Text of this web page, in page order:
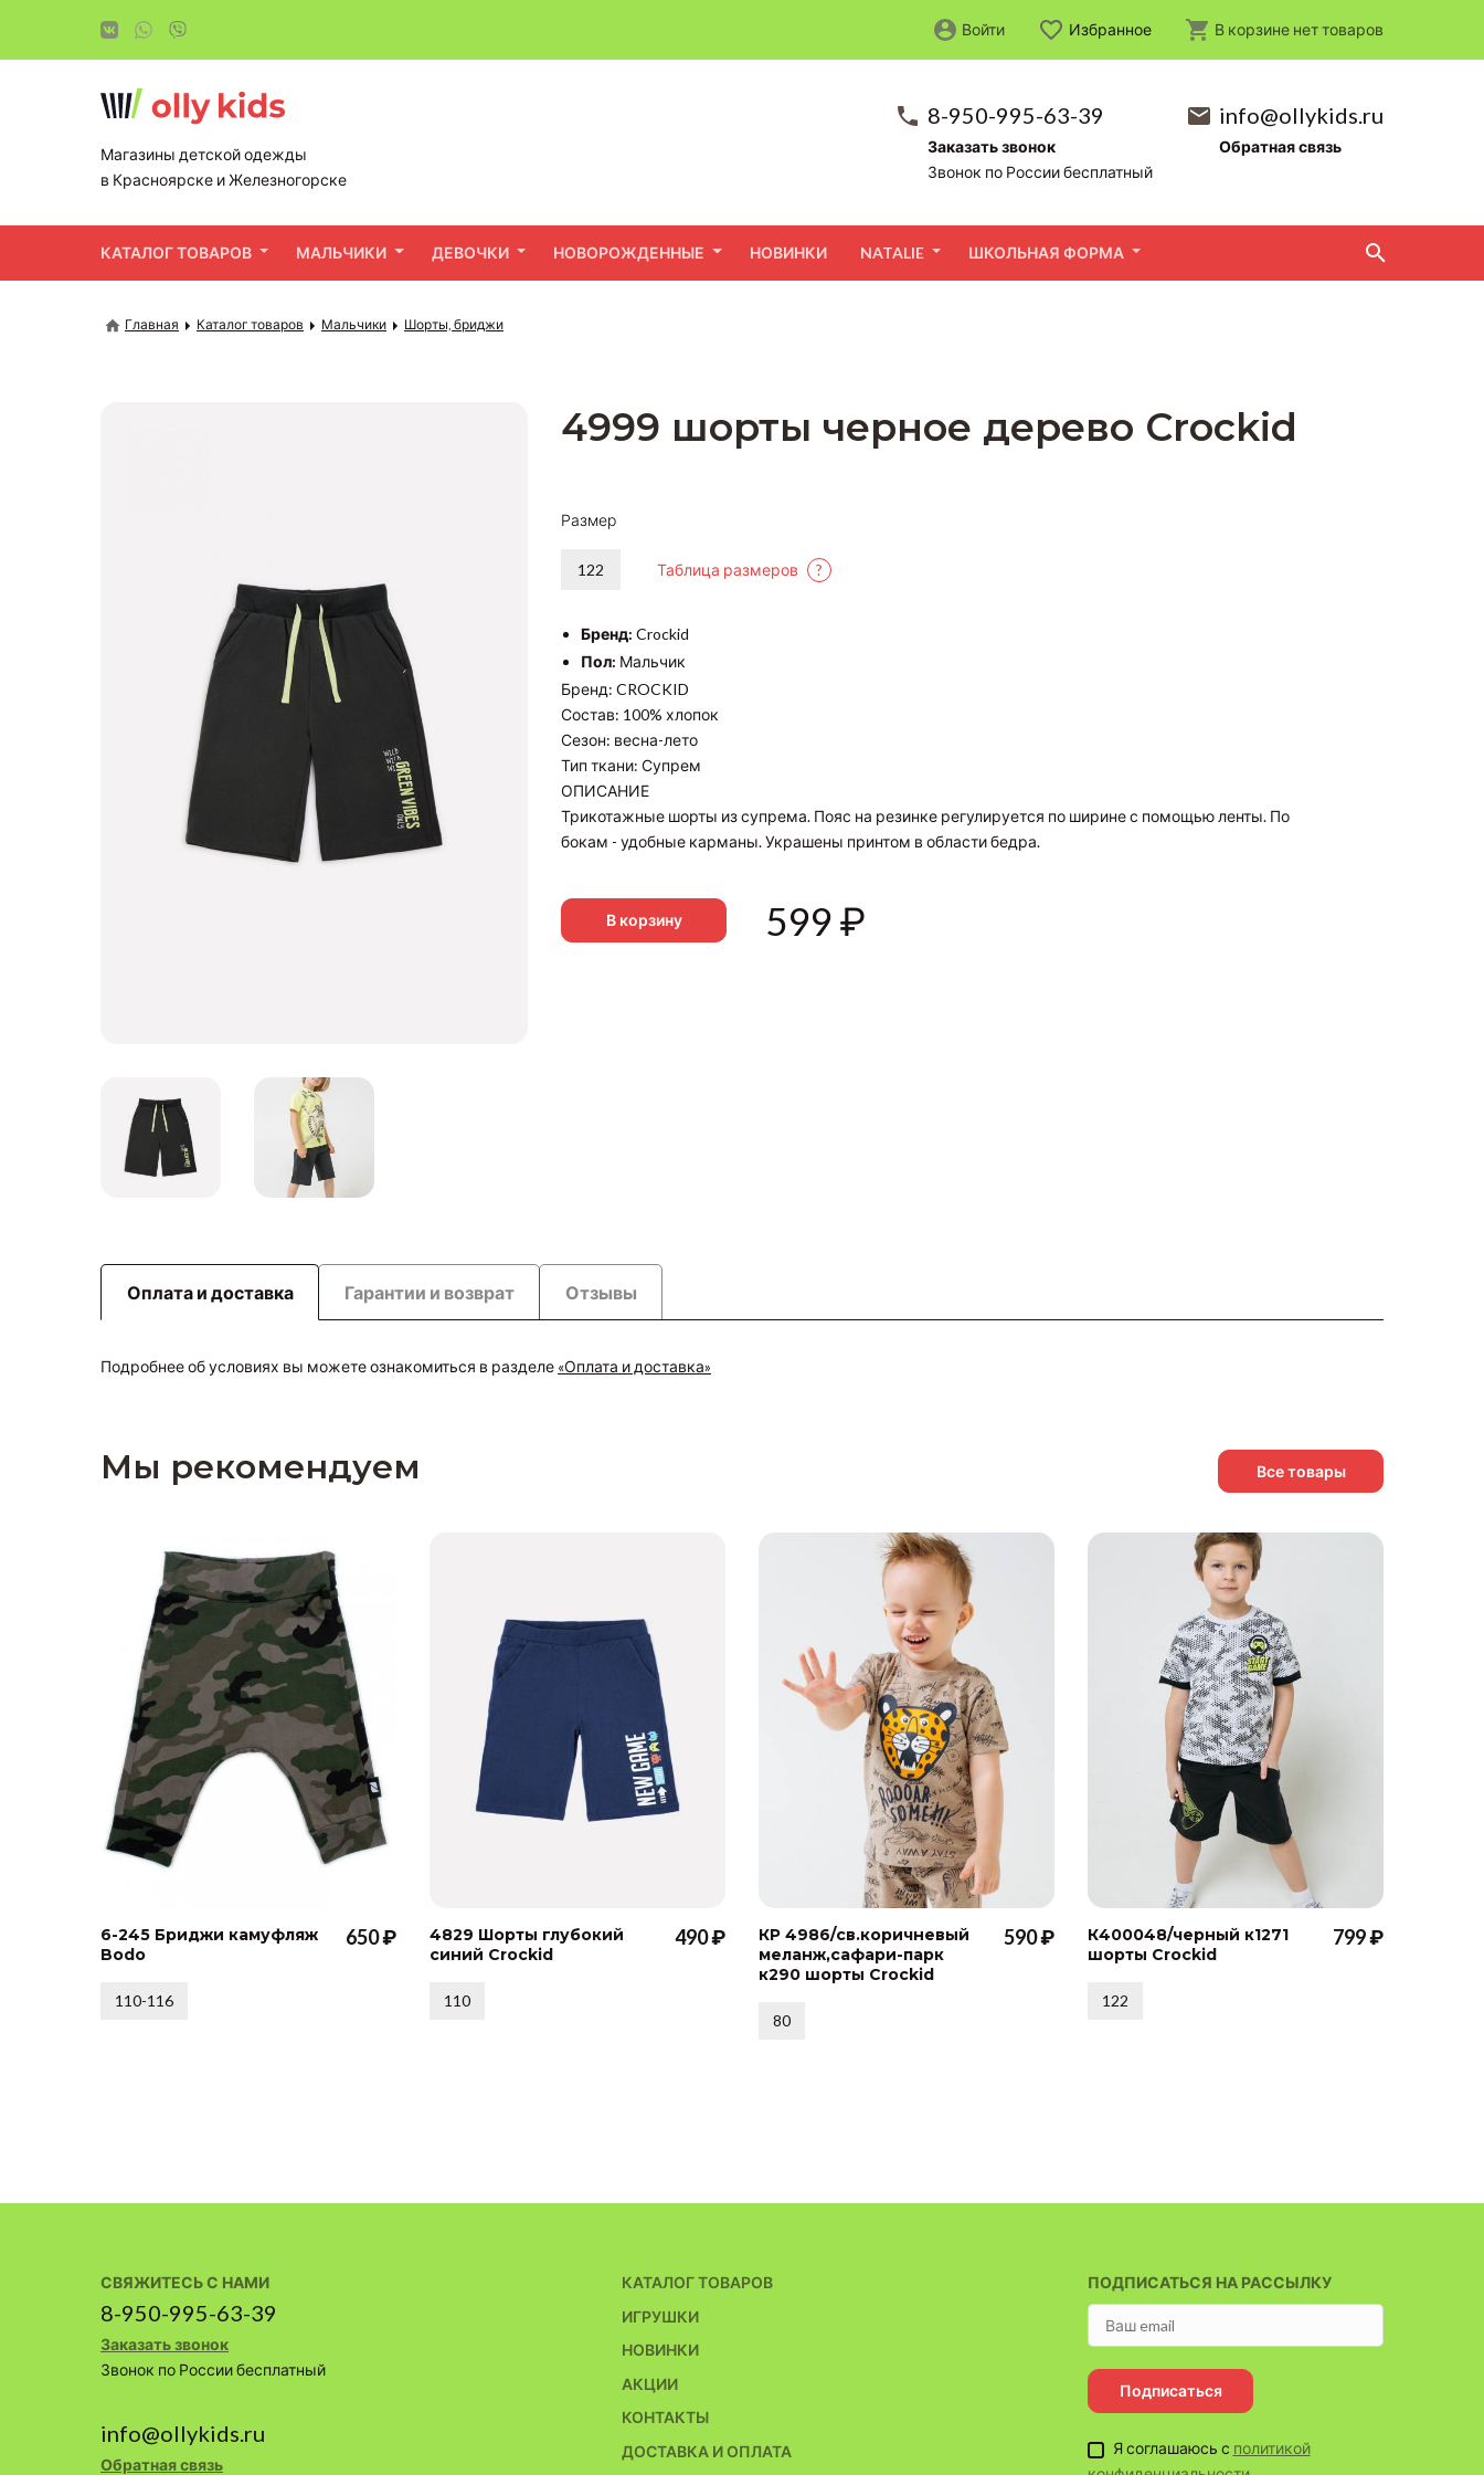
Магазины детской одежды
в Красноярске и Железногорске
8-950-995-63-39
Заказать звонок
Звонок по России бесплатный
info@ollykids.ru
Обратная связь
КАТАЛОГ ТОВАРОВ МАЛЬЧИКИ ДЕВОЧКИ НОВОРОЖДЕННЫЕ НОВИНКИ NATALIE ШКОЛЬНАЯ ФОРМА
Войти Избранное В корзине неттоваров
Главная Каталог товаров Мальчики Шорты, бриджи
4999 шорты черное дерево Crockid
Размер
122 Таблица размеров ?
Бренд: Crockid
Пол: Мальчик
Бренд: CROCKID
Состав: 100% хлопок
Сезон: весна-лето
Тип ткани: Супрем
ОПИСАНИЕ
Трикотажные шорты из супрема. Пояс на резинке регулируется по ширине с помощью ленты. По
бокам - удобные карманы. Украшены принтом в области бедра.
В корзину 599₽
Оплата и доставка Гарантии и возврат Отзывы
Подробнее об условиях вы можете ознакомиться в разделе «Оплата и доставка»
Мы рекомендуем Все товары
6-245 Бриджи камуфляж
Bodo
650 ₽
110-116
4829 Шорты глубокий
синий Crockid
490 ₽
110
КР 4986/св.коричневый
меланж,сафари-парк
к290 шорты Crockid
590 ₽
80
К400048/черный к1271
шорты Crockid
799 ₽
122
КАТАЛОГ ТОВАРОВ
ИГРУШКИ
НОВИНКИ
АКЦИИ
КОНТАКТЫ
ДОСТАВКА И ОПЛАТА
ПОДПИСАТЬСЯ НА РАССЫЛКУ
Подписаться
Я соглашаюсь с политикой
СВЯЖИТЕСЬ С НАМИ
8-950-995-63-39
Заказать звонок
Звонок по России бесплатный
info@ollykids.ru
Обратная связь